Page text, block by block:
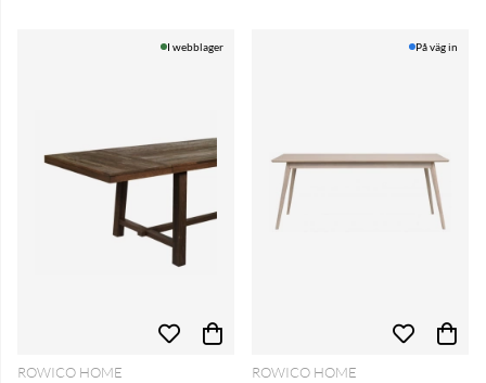
I webblager
ROWICO HOME
På väg in
ROWICO HOME